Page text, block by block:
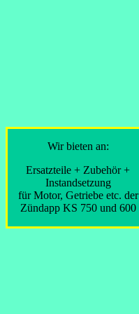
Wir bieten an:
Ersatzteile + Zubehör +
Instandsetzung
für Motor, Getriebe etc. der
Zündapp KS 750 und 600